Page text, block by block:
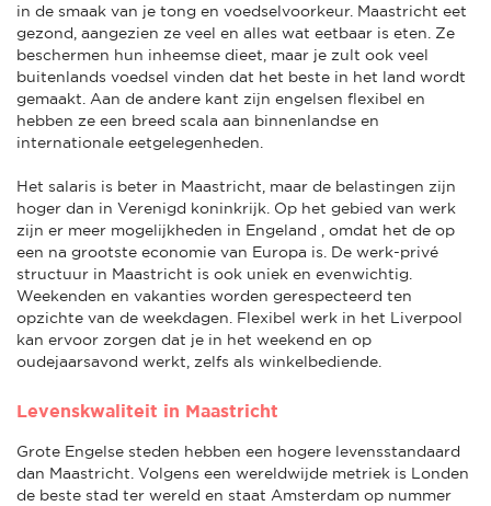
in de smaak van je tong en voedselvoorkeur. Maastricht eet
gezond, aangezien ze veel en alles wat eetbaar is eten. Ze
beschermen hun inheemse dieet, maar je zult ook veel
buitenlands voedsel vinden dat het beste in het land wordt
gemaakt. Aan de andere kant zijn engelsen flexibel en
hebben ze een breed scala aan binnenlandse en
internationale eetgelegenheden.
Het salaris is beter in Maastricht, maar de belastingen zijn
hoger dan in Verenigd koninkrijk. Op het gebied van werk
zijn er meer mogelijkheden in Engeland , omdat het de op
een na grootste economie van Europa is. De werk-privé
structuur in Maastricht is ook uniek en evenwichtig.
Weekenden en vakanties worden gerespecteerd ten
opzichte van de weekdagen. Flexibel werk in het Liverpool
kan ervoor zorgen dat je in het weekend en op
oudejaarsavond werkt, zelfs als winkelbediende.
Levenskwaliteit in Maastricht
Grote Engelse steden hebben een hogere levensstandaard
dan Maastricht. Volgens een wereldwijde metriek is Londen
de beste stad ter wereld en staat Amsterdam op nummer